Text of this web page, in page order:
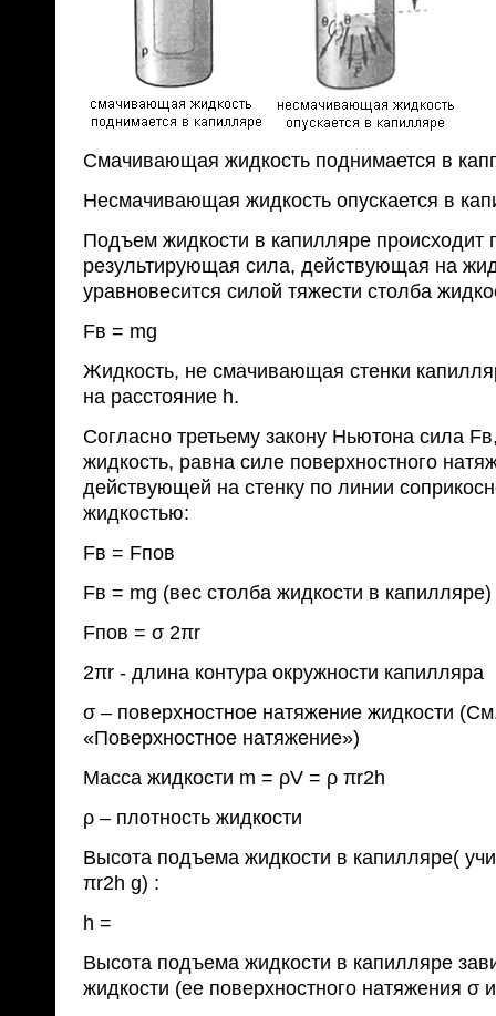
Смачивающая жидкость поднимается в
Несмачивающая жидкость опускается в
Подъем жидкости в капилляре происходит
результирующая сила, действующая на
уравновесится силой тяжести столба
Fв = mg
Жидкость, не смачивающая стенки
на расстояние h.
Согласно третьему закону Ньютона сила
жидкость, равна силе поверхностного
действующей на стенку по линии
жидкостью:
Fв = Fпов
Fв = mg (вес столба жидкости в капилляре)
Fпов = σ 2πr
2πr - длина контура окружности капилляра
σ – поверхностное натяжение жидкости
«Поверхностное натяжение»)
Масса жидкости m = ρV = ρ πr2h
ρ – плотность жидкости
Высота подъема жидкости в капилляре(
πr2h g) :
h =
Высота подъема жидкости в капилляре
жидкости (ее поверхностного натяжения σ